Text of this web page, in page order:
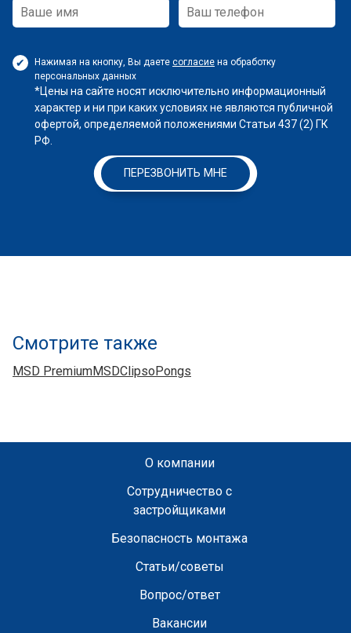
Нажимая на кнопку, Вы даете согласие на обработку
персональных данных
*Цены на сайте носят исключительно информационный
характер и ни при каких условиях не являются публичной
офертой, определяемой положениями Статьи 437 (2) ГК
РФ.
ПЕРЕЗВОНИТЬ МНЕ
Смотрите также
MSD PremiumMSDClipso Pongs
О компании
Сотрудничество с
застройщиками
Безопасность монтажа
Статьи/советы
Вопрос/ответ
Вакансии